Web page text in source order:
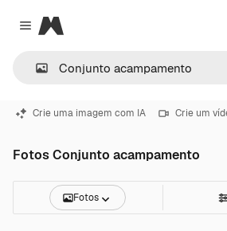
Close menu
Magnific
Crie uma imagem com IA Crie um
Fotos Conjunto acampamento
Fotos